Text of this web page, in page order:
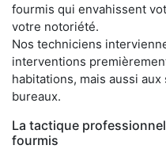
fourmis qui envahissent
votre notoriété.
Nos techniciens
interventions
habitations, mais aussi
bureaux.
La tactique
fourmis